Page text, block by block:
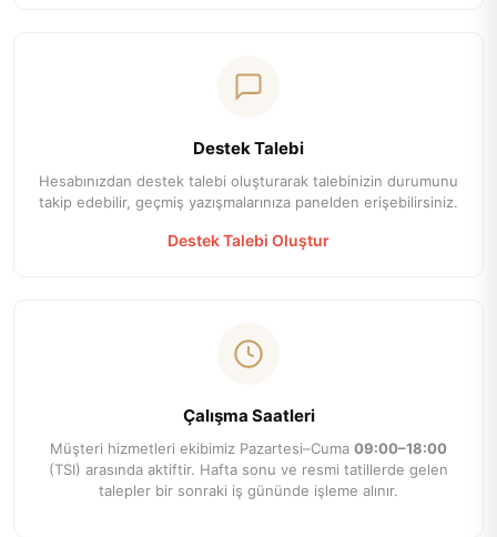
Destek Talebi
Hesabınızdan destek talebi oluşturarak talebinizin durumunu
takip edebilir, geçmiş yazışmalarınıza panelden erişebilirsiniz.
Destek Talebi Oluştur
Çalışma Saatleri
Müşteri hizmetleri ekibimiz Pazartesi–Cuma 09:00–18:00
(TSI) arasında aktiftir. Hafta sonu ve resmi tatillerde gelen
talepler bir sonraki iş gününde işleme alınır.